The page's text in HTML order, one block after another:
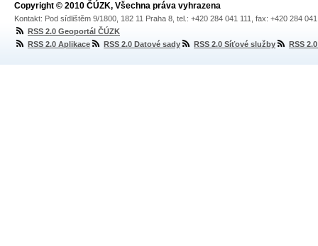
Copyright © 2010 ČÚZK, Všechna práva vyhrazena
Kontakt: Pod sídlištěm 9/1800, 182 11 Praha 8, tel.: +420 284 041 111, fax: +420 284
RSS 2.0 Geoportál ČÚZK
RSS 2.0 Aplikace
RSS 2.0 Datové sady RSS 2.0 Síťové služby RSS